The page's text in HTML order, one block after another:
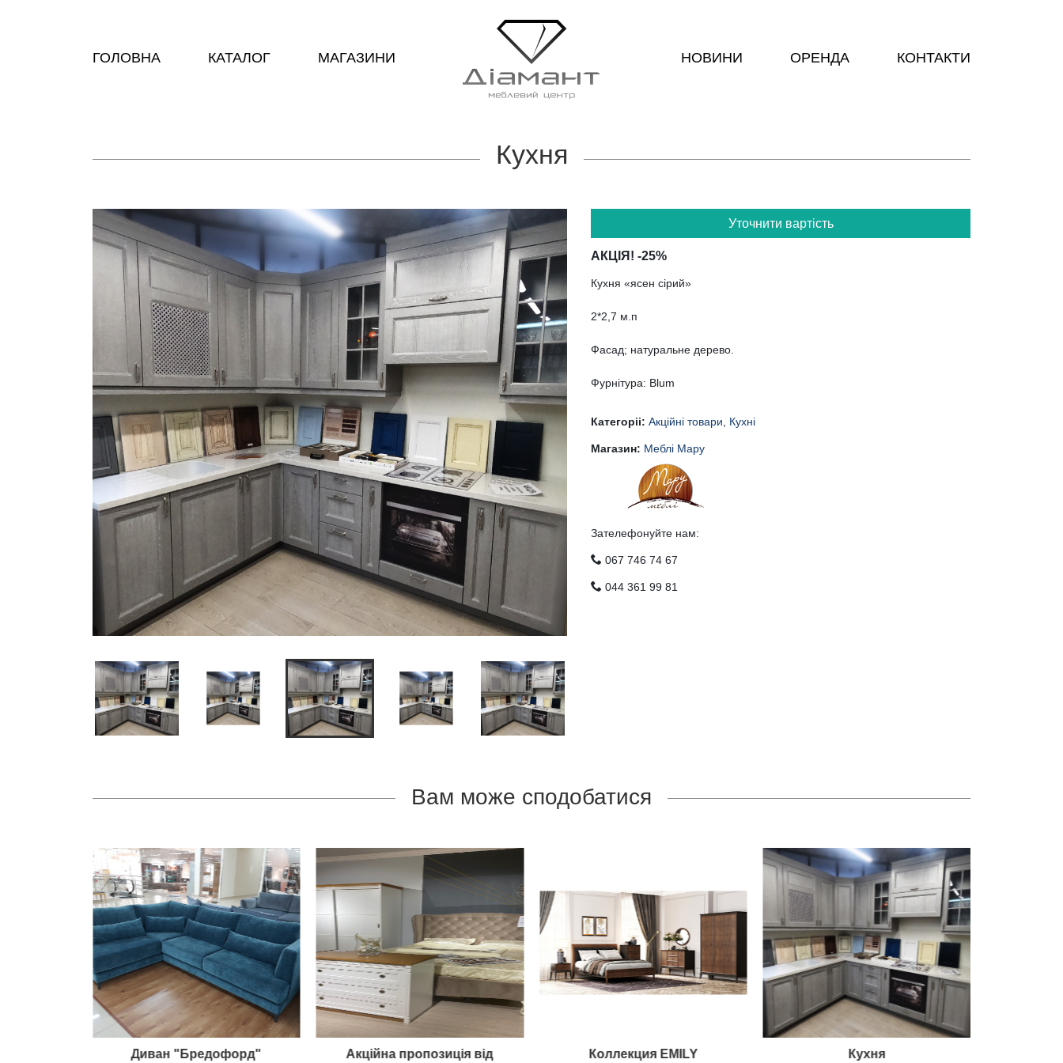
ГОЛОВНА КАТАЛОГ МАГАЗИНИ НОВИНИ ОРЕНДА КОНТАКТИ
Кухня
Уточнити вартість
АКЦІЯ! -25%
Кухня «ясен сірий»
2*2,7 м.п
Фасад; натуральне дерево.
Фурнітура: Blum
Категоріі: Акційні товари Кухні
Магазин: Меблі Мару
Зателефонуйте нам:
067 746 74 67
044 361 99 81
Вам може сподобатися
Диван "Бредофорд" Акційна пропозиція від Коллекция EMILY Кухня